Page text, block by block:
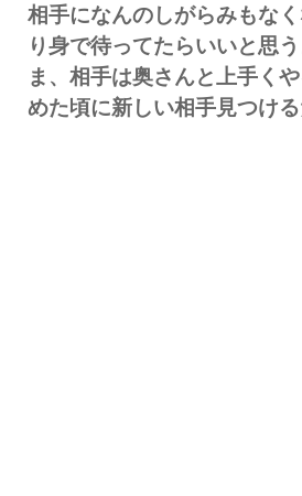
相手になんのしがらみもな
り身で待ってたらいいと思う
ま、相手は奥さんと上手く
めた頃に新しい相手見つける